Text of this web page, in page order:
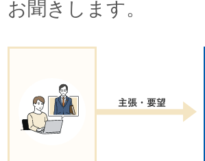
お聞きします。